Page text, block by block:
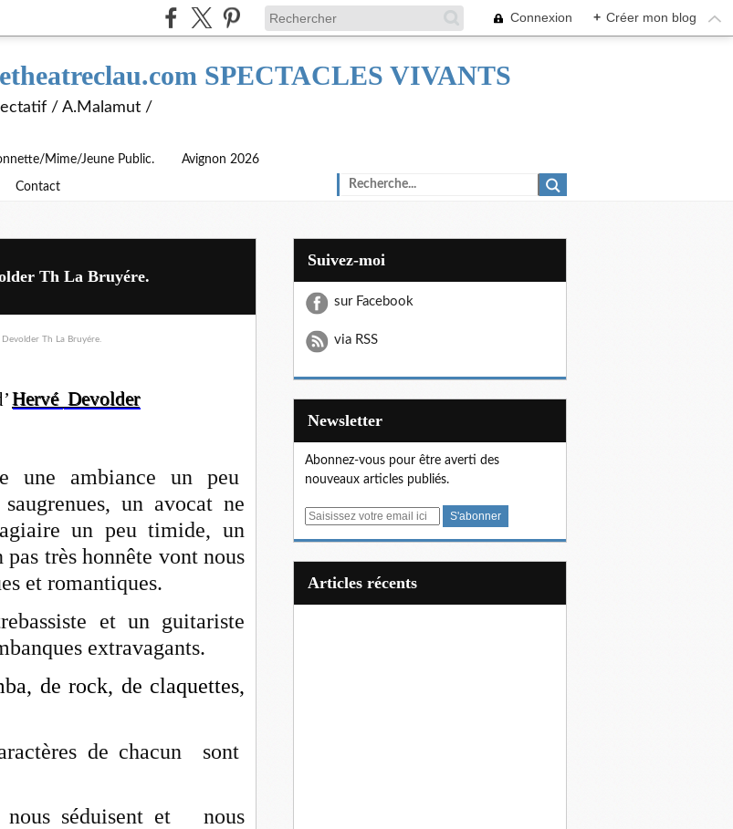
Connexion + Créer mon blog
SPECTACLES VIVANTS
/ A.Malamut /
Mime/Jeune Public. Avignon 2026
Contact
Th La Bruyére.
Hervé Devolder
une ambiance un peu
un avocat ne
un peu timide, un
très honnête vont nous
et romantiques.
et un guitariste
extravagants.
de rock, de claquettes,
de chacun sont
nous séduisent et nous
Suivez-moi
sur Facebook
via RSS
Newsletter
Abonnez-vous pour être averti des
nouveaux articles publiés.
E
articles récents